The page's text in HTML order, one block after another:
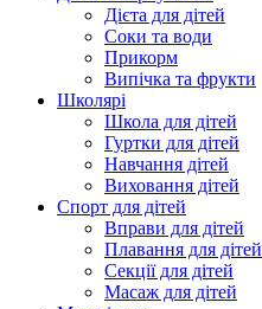
Дієта для дітей
Соки та води
Прикорм
Випічка та фрукти
Школярі
Школа для дітей
Гуртки для дітей
Навчання дітей
Виховання дітей
Спорт для дітей
Вправи для дітей
Плавання для дітей
Секції для дітей
Масаж для дітей